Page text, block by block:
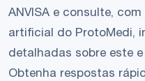
ANVISA e consulte,
artificial do ProtoMedi,
detalhadas sobre este
Obtenha respostas